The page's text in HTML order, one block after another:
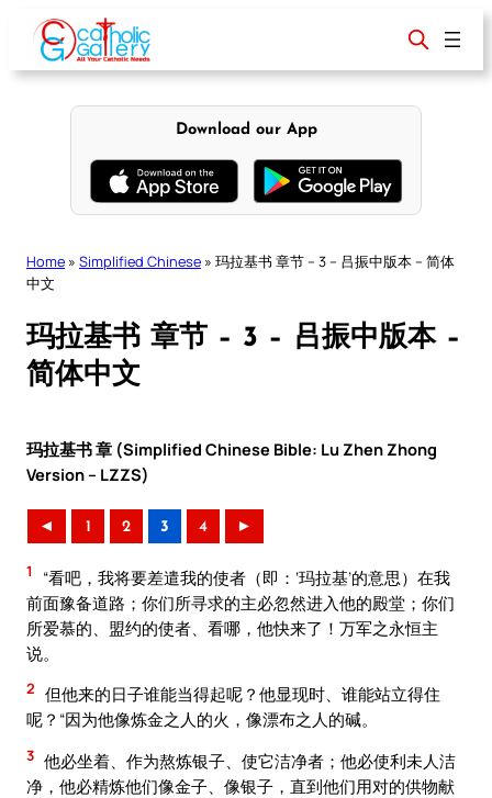
content
Download our App
Home » Simplified Chinese » 玛拉基书 章节 – 3 – 吕振中版本 – 简体
中文
玛拉基书 章节 – 3 – 吕振中版本 –
简体中文
玛拉基书 章 (Simplified Chinese Bible: Lu Zhen Zhong
Version – LZZS)
◄ 1 2 3 4 ►
1
“看吧，我将要差遣我的使者（即：‘玛拉基’的意思）在我
前面豫备道路；你们所寻求的主必忽然进入他的殿堂；你们
所爱慕的、盟约的使者、看哪，他快来了！万军之永恒主
说。
2 但他来的日子谁能当得起呢？他显现时、谁能站立得住
呢？“因为他像炼金之人的火，像漂布之人的碱。
3 他必坐着、作为熬炼银子、使它洁净者；他必使利未人洁
净，他必精炼他们像金子、像银子，直到他们用对的供物献